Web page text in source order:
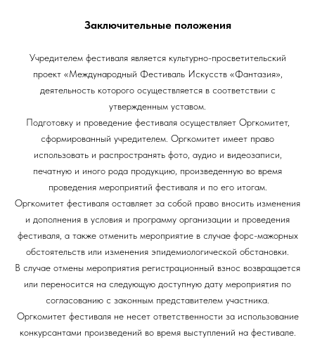
Заключительные положения
Учредителем фестиваля является культурно-просветительский
проект «Международный Фестиваль Искусств «Фантазия»,
деятельность которого осуществляется в соответствии с
утвержденным уставом.
Подготовку и проведение фестиваля осуществляет Оргкомитет,
сформированный учредителем. Оргкомитет имеет право
использовать и распространять фото, аудио и видеозаписи,
печатную и иного рода продукцию, произведенную во время
проведения мероприятий фестиваля и по его итогам.
Оргкомитет фестиваля оставляет за собой право вносить изменения
и дополнения в условия и программу организации и проведения
фестиваля, а также отменить мероприятие в случае форс-мажорных
обстоятельств или изменения эпидемиологической обстановки.
В случае отмены мероприятия регистрационный взнос возвращается
или переносится на следующую доступную дату мероприятия по
согласованию с законным представителем участника.
Оргкомитет фестиваля не несет ответственности за использование
конкурсантами произведений во время выступлений на фестивале.